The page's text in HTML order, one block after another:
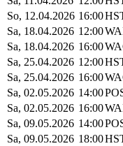
So, 12.04.2026 16:00
Sa, 18.04.2026 12:00
Sa, 18.04.2026 16:00
Sa, 25.04.2026 12:00
Sa, 25.04.2026 16:00
Sa, 02.05.2026 14:00
Sa, 02.05.2026 16:00
Sa, 09.05.2026 14:00
Sa, 09.05.2026 18:00